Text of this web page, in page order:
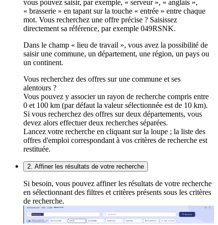
vous pouvez saisir, par exemple, « serveur », « anglais »,
« brasserie » en tapant sur la touche « entrée » entre chaque
mot. Vous recherchez une offre précise ? Saisissez
directement sa référence, par exemple 049RSNK.
Dans le champ « lieu de travail », vous avez la possibilité de
saisir une commune, un département, une région, un pays ou
un continent.
Vous recherchez des offres sur une commune et ses
alentours ?
Vous pouvez y associer un rayon de recherche compris entre
0 et 100 km (par défaut la valeur sélectionnée est de 10 km).
Si vous recherchez des offres sur deux départements, vous
devez alors effectuer deux recherches séparées.
Lancez votre recherche en cliquant sur la loupe ; la liste des
offres d'emploi correspondant à vos critères de recherche est
restituée.
2. Affiner les résultats de votre recherche
Si besoin, vous pouvez affiner les résultats de votre recherche
en sélectionnant des filtres et critères présents sous les critères
de recherche.